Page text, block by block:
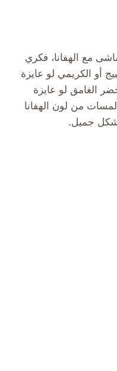
مع الهفانا، فكري
أو الكريمي لو عايزة
الغامق لو عايزة
من لون الهفانا
جميل.